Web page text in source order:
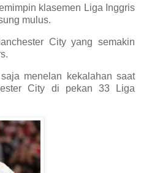
klasemen Liga Inggris
mulus.
City yang semakin
menelan kekalahan saat
City di pekan 33 Liga